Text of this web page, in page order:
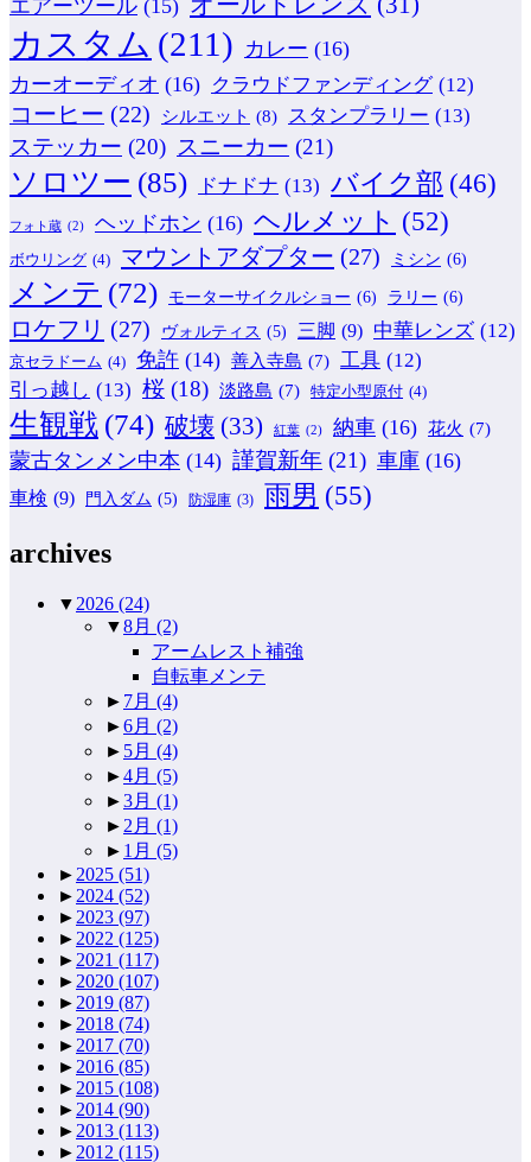
エアーツール (15)
カスタム (211) カレー (16)
カーオーディオ (16) クラウドファンディング (12)
コーヒー (22) シルエット (8) スタンプラリー (13)
ステッカー (20) スニーカー (21)
ソロツー (85) ドナドナ (13) バイク部 (46)
フォト蔵 (2) ヘッドホン (16) ヘルメット (52)
ボウリング (4) マウントアダプター (27) ミシン (6)
メンテ (72) モーターサイクルショー (6) ラリー (6)
ロケフリ (27) ヴォルティス (5) 三脚 (9) 中華レンズ (12)
京セラドーム (4) 免許 (14) 善入寺島 (7) 工具 (12)
引っ越し (13) 桜 (18) 淡路島 (7) 特定小型原付 (4)
生観戦 (74) 破壊 (33) 紅葉 (2) 納車 (16) 花火 (7)
蒙古タンメン中本 (14) 謹賀新年 (21) 車庫 (16)
車検 (9) 門入ダム (5) 防湿庫 (3) 雨男 (55)
archives
▼ 2026 (24)
▼8月 (2)
アームレスト補強
自転車メンテ
► 7月 (4)
►6月 (2)
► 5月 (4)
►4月 (5)
►3月 (1)
► 2月 (1)
► 1月 (5)
► 2025 (51)
► 2024 (52)
► 2023 (97)
► 2022 (125)
► 2021 (117)
► 2020 (107)
► 2019 (87)
► 2018 (74)
► 2017 (70)
► 2016 (85)
► 2015 (108)
► 2014 (90)
► 2013 (113)
► 2012 (115)